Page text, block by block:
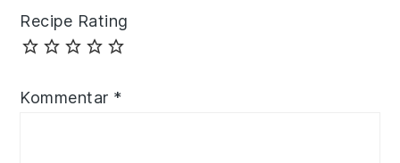
Recipe Rating
Kommentar *